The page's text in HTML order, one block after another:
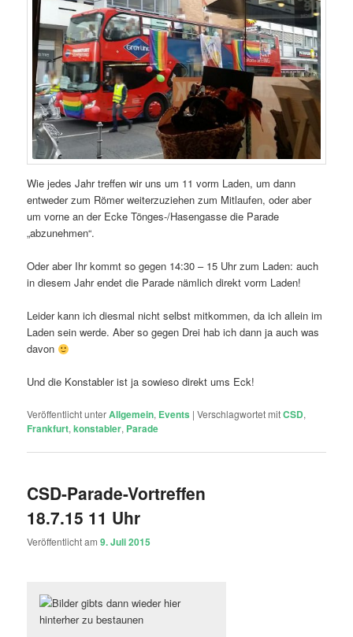
Wie jedes Jahr treffen wir uns um 11 vorm Laden, um dann
entweder zum Römer weiterzuziehen zum Mitlaufen, oder aber
um vorne an der Ecke Tönges-/Hasengasse die Parade
„abzunehmen“.
Oder aber Ihr kommt so gegen 14:30 – 15 Uhr zum Laden: auch
in diesem Jahr endet die Parade nämlich direkt vorm Laden!
Leider kann ich diesmal nicht selbst mitkommen, da ich allein im
Laden sein werde. Aber so gegen Drei hab ich dann ja auch was
davon
Und die Konstabler ist ja sowieso direkt ums Eck!
Veröffentlicht unterAllgemein, Events |Verschlagwortet mitCSD,
Frankfurt,konstabler, Parade
CSD-Parade-Vortreffen
18.7.15 11 Uhr
Veröffentlicht am9. Juli 2015